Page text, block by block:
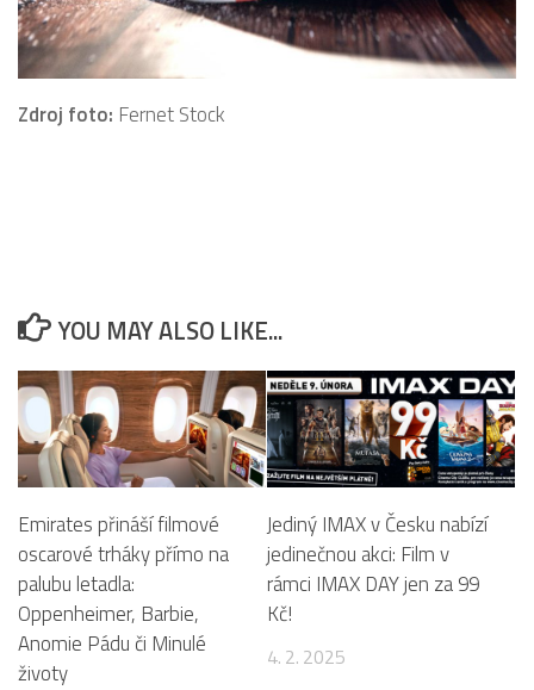
Zdroj foto: Fernet Stock
YOU MAY ALSO LIKE...
Emirates přináší filmové
oscarové trháky přímo na
palubu letadla:
Oppenheimer, Barbie,
Anomie Pádu či Minulé
životy
Jediný IMAX v Česku nabízí
jedinečnou akci: Film v
rámci IMAX DAY jen za 99
Kč!
4. 2. 2025